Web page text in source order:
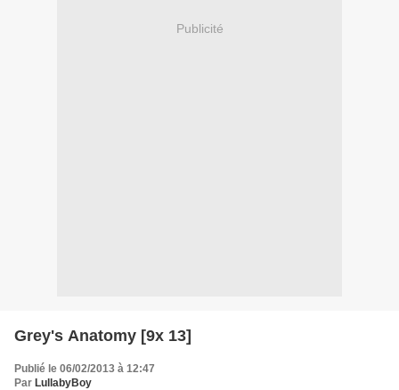
Publicité
Grey's Anatomy [9x 13]
Publié le 06/02/2013 à 12:47
Par LullabyBoy